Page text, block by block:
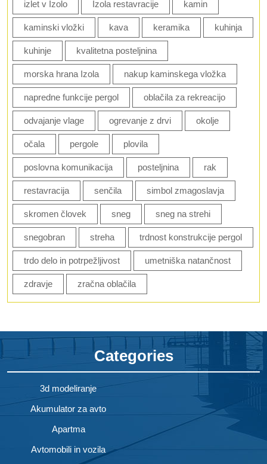
izlet v Izolo Izola restavracije kamin
kaminski vložki kava keramika kuhinja
kuhinje kvalitetna posteljnina
morska hrana Izola nakup kaminskega vložka
napredne funkcije pergol oblačila za rekreacijo
odvajanje vlage ogrevanje z drvi okolje
očala pergole plovila
poslovna komunikacija posteljnina rak
restavracija senčila simbol zmagoslavja
skromen človek sneg sneg na strehi
snegobran streha trdnost konstrukcije pergol
trdo delo in potrpežljivost umetniška natančnost
zdravje zračna oblačila
Categories
3d modeliranje
Akumulator za avto
Apartma
Avtomobili in vozila